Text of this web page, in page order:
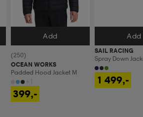
Velg størrelse
Add
(250)
OCEAN WORKS
Padded Hood Jacket M
399,-
Velg Add
SAIL RACING
Spray Down
1 499,-